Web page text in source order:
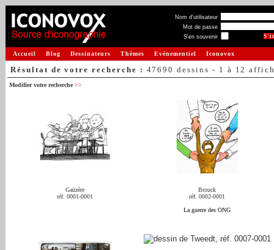
Nom d'utilisateur
Mot de passe
S'en souvenir
Accueil Blog Dessinateurs Thèmes Evénementiel Iconovox
Résultat de votre recherche : 47690 dessins - 1 à 12
Modifier votre recherche >>
Gaüzère
réf. 0001-0001
Brouck
réf. 0002-0001
La guerre des ONG